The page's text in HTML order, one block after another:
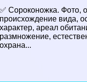
✅ Сороконожка. Фото,
происхождение вида,
хаpaктер, ареал
размножение,
охрана...